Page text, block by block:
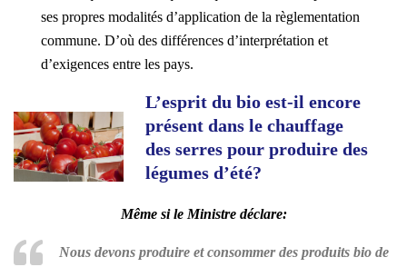
ses propres modalités d’application de la règlementation
commune. D’où des différences d’interprétation et
d’exigences entre les pays.
L’esprit du bio est-il encore
présent dans le chauffage
des serres pour produire des
légumes d’été?
Même si le Ministre déclare:
Nous devons produire et consommer des produits bio de